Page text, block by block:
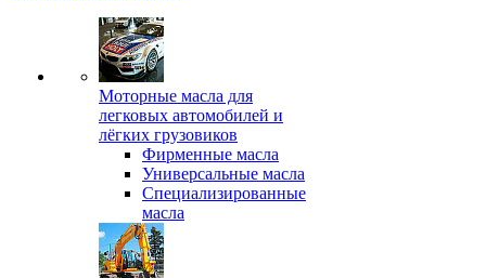
Моторные масла для
легковых автомобилей и
лёгких грузовиков
Фирменные масла
Универсальные масла
Специализированные
масла